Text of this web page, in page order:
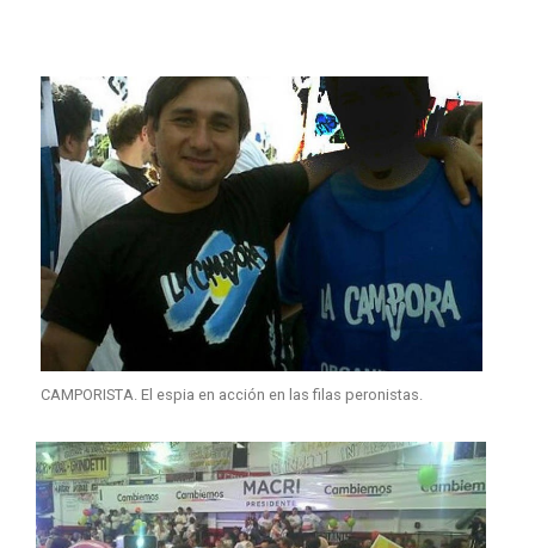
CAMPORISTA. El espia en acción en las filas peronistas.